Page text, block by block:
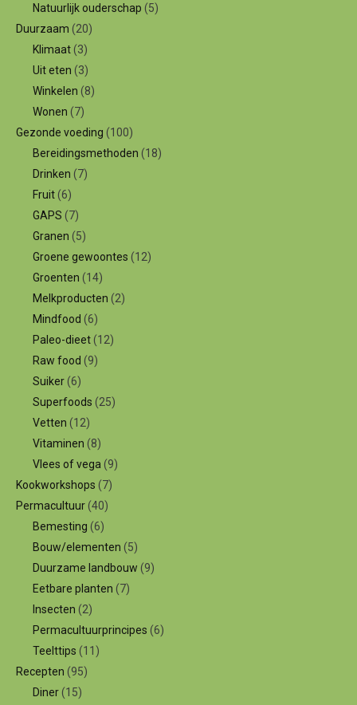
Natuurlijk ouderschap (5)
Duurzaam (20)
Klimaat(3)
Uit eten (3)
Winkelen (8)
Wonen (7)
Gezonde voeding (100)
Bereidingsmethoden (18)
Drinken (7)
Fruit(6)
GAPS (7)
Granen (5)
Groene gewoontes (12)
Groenten (14)
Melkproducten (2)
Mindfood (6)
Paleo-dieet(12)
Raw food (9)
Suiker(6)
Superfoods (25)
Vetten (12)
Vitaminen (8)
Vlees of vega (9)
Kookworkshops (7)
Permacultuur(40)
Bemesting (6)
Bouw/elementen (5)
Duurzame landbouw (9)
Eetbare planten (7)
Insecten (2)
Permacultuurprincipes (6)
Teelttips (11)
Recepten (95)
Diner(15)